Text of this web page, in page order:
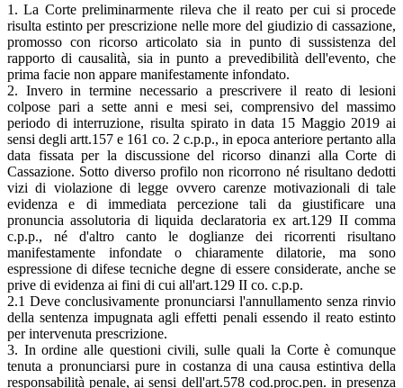
1. La Corte preliminarmente rileva che il reato per cui si procede
risulta estinto per prescrizione nelle more del giudizio di cassazione,
promosso con ricorso articolato sia in punto di sussistenza del
rapporto di causalità, sia in punto a prevedibilità dell'evento, che
prima facie non appare manifestamente infondato.
2. Invero in termine necessario a prescrivere il reato di lesioni
colpose pari a sette anni e mesi sei, comprensivo del massimo
periodo di interruzione, risulta spirato in data 15 Maggio 2019 ai
sensi degli artt.157 e 161 co. 2 c.p.p., in epoca anteriore pertanto alla
data fissata per la discussione del ricorso dinanzi alla Corte di
Cassazione. Sotto diverso profilo non ricorrono né risultano dedotti
vizi di violazione di legge ovvero carenze motivazionali di tale
evidenza e di immediata percezione tali da giustificare una
pronuncia assolutoria di liquida declaratoria ex art.129 II comma
c.p.p., né d'altro canto le doglianze dei ricorrenti risultano
manifestamente infondate o chiaramente dilatorie, ma sono
espressione di difese tecniche degne di essere considerate, anche se
prive di evidenza ai fini di cui all'art.129 II co. c.p.p.
2.1 Deve conclusivamente pronunciarsi l'annullamento senza rinvio
della sentenza impugnata agli effetti penali essendo il reato estinto
per intervenuta prescrizione.
3. In ordine alle questioni civili, sulle quali la Corte è comunque
tenuta a pronunciarsi pure in costanza di una causa estintiva della
responsabilità penale, ai sensi dell'art.578 cod.proc.pen. in presenza